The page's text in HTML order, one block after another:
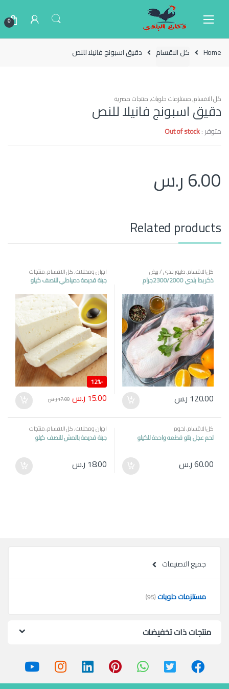
0
Home كل الاقسام دقيق اسبونج فانيلا للنص
كل الاقسام,مستلزمات حلويات,منتجات مصرية
دقيق اسبونج فانيلا للنص
متوفر :Out of stock
6.00ر.س
Related products
كل الاقسام,طيور بلدي / بيض
ذكر بط بلدي 2300/2000جرام
120.00 ر.س
اجبان ومخللات,كل الاقسام,منتجات
مصرية
جبنة قديمة دمياطي للنصف كيلو
-
12%
15.00 ر.س 17.00ر.س
كل الاقسام,لحوم
لحم عجل بتلو قطعه واحدة للكيلو
60.00ر.س
اجبان ومخللات,كل الاقسام,منتجات
مصرية
جبنة قديمة بالمش للنصف كيلو
18.00 ر.س
جميع التصنيفات
مستلزمات حلويات(95)
منتجات ذات تخفيضات